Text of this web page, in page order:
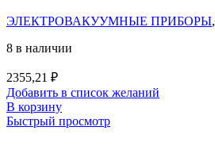
ЭЛЕКТРОВАКУУМНЫЕ ПРИБОРЫ,
8 в наличии
2355,21 ₽
Добавить в список желаний
В корзину
Быстрый просмотр